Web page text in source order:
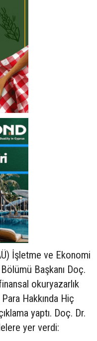
İşletme ve Ekonomi
Başkanı Doç.
okuryazarlık
Hakkında Hiç
yaptı. Doç. Dr.
yer verdi: